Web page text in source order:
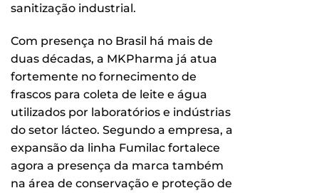
sanitização industrial.
Com presença no Brasil há mais de
duas décadas, a MKPharma já atua
fortemente no fornecimento de
frascos para coleta de leite e água
utilizados por laboratórios e indústrias
do setor lácteo. Segundo a empresa, a
expansão da linha Fumilac fortalece
agora a presença da marca também
na área de conservação e proteção de